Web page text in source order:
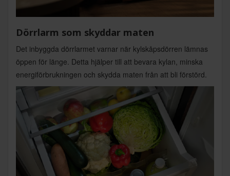
Dörrlarm som skyddar maten
Det inbyggda dörrlarmet varnar när kylskåpsdörren lämnas
öppen för länge. Detta hjälper till att bevara kylan, minska
energiförbrukningen och skydda maten från att bli förstörd.